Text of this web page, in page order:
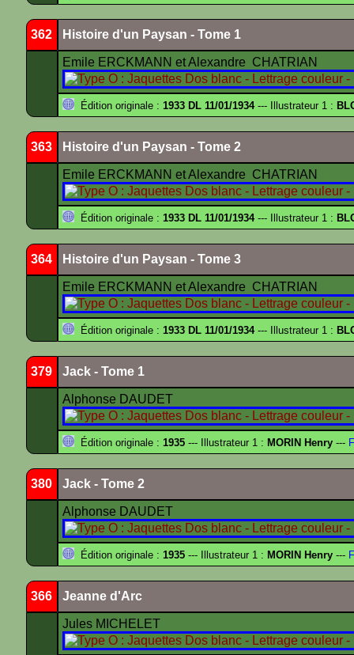
362 Histoire d'un Paysan - Tome 1
Emile ERCKMANN et Alexandre CHATRIAN
Édition originale : 1933 DL 11/01/1934--- Illustrateur 1 :
363 Histoire d'un Paysan - Tome 2
Emile ERCKMANN et Alexandre CHATRIAN
Édition originale : 1933 DL 11/01/1934--- Illustrateur 1 :
364 Histoire d'un Paysan - Tome 3
Emile ERCKMANN et Alexandre CHATRIAN
Édition originale : 1933 DL 11/01/1934--- Illustrateur 1 :
379 Jack - Tome 1
Alphonse DAUDET
Édition originale : 1935 --- Illustrateur 1 : MORIN Henry ---
380 Jack - Tome 2
Alphonse DAUDET
Édition originale : 1935 --- Illustrateur 1 : MORIN Henry ---
366 Jeanne d'Arc
Jules MICHELET